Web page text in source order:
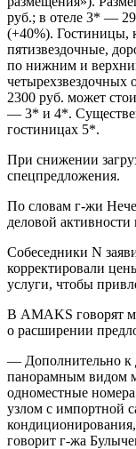
руб.; в отеле 3* —
(+40%). Гостиницы,
пятизвездочные,
по нижним и
четырехзвездочных
2300 руб. может
— 3* и 4*.
гостиницах 5*.
При снижении
спецпредложения.
По словам г-жи
деловой
Собеседники N
корректировали
услуги, чтобы
В AMAKS говорят
о расширении
— Дополнительно к
панорамным видом
одноместные
узлом с импортной
говорит г-жа